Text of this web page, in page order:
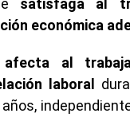
económica
afecta al
laboral